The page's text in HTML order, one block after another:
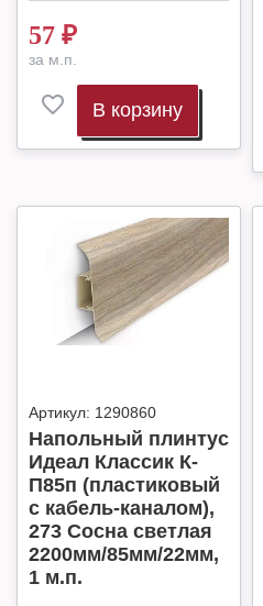
57 ₽
за м.п.
В корзину
Артикул: 1290860
Напольный плинтус
Идеал Классик К-
П85п (пластиковый
с кабель-каналом),
273 Сосна светлая
2200мм/85мм/22мм,
1 м.п.